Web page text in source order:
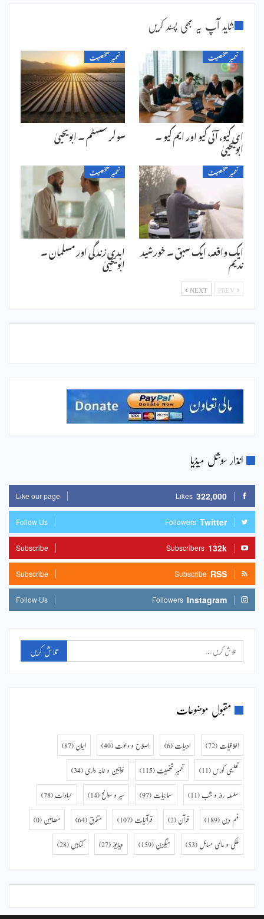
شاید آپ یہ بھی پسند کریں
تعمیر شخصیت
ای کیو، آئی کیو اور ایم کیو ۔
ابویحییٰ
تعمیر شخصیت
سولر سسٹم ۔ ابویحییٰ
تعمیر شخصیت
ایک واقعہ، ایک سبق ۔ خورشید
ندیم
تعمیر شخصیت
ابدی زندگی اور مسلمان ۔
ابویحییٰ
NEXT
انذار سوشل میڈیا
322,000
Likes
Like our page
Twitter
Followers
Follow Us
132k
Subscribers
Subscribe
RSS
Subscribe
Subscribe
Instagram
Followers
Follow Us
مقبول موضوعات
اخلاقیات (72) ادبیات (6) اصلاح و دعوت (40) ایمان (87)
تعلیمی کورس (11) تعمیر شخصیت (115) خواتین و خانہ داری (34)
سلسلہ روز و شب (11) سماجیات (97) سیر و سوانح (14) عبادات (78)
فہم دین (189) قرآن (2) قرآنیات (107) متفرق (64) مضامین (0)
ملکی و عالمی مسائل (53) میگزین (159) ویڈیوز (27) کتابیں (28)